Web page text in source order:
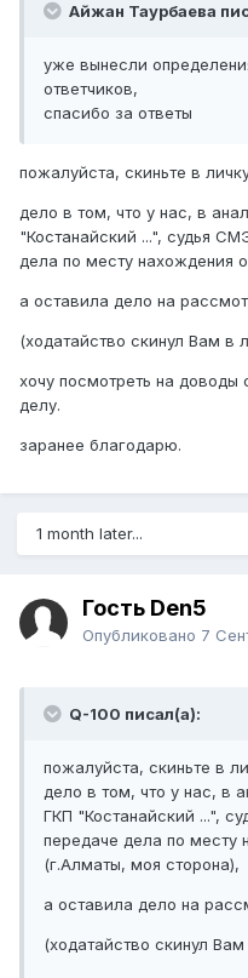
Айжан Таурбаева
уже вынесли
ответчиков,
спасибо за ответы
пожалуйста, скиньте в
дело в том, что у нас, в
"Костанайский ...", судья
дела по месту нахождения
а оставила дело на
(ходатайство скинул Вам в
хочу посмотреть на
делу.
заранее благодарю.
1 month later...
Гость Den5
Опубликовано 7
Q-100 писал(а):
пожалуйста, скиньте в
дело в том, что у нас, в
ГКП "Костанайский ...",
передаче дела по месту
(г.Алматы, моя сторона),
а оставила дело на
(ходатайство скинул Вам